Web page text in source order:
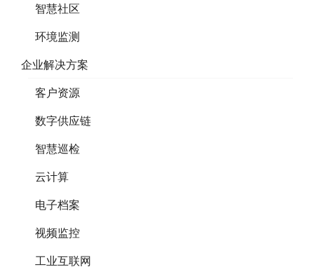
智慧社区
环境监测
企业解决方案
客户资源
数字供应链
智慧巡检
云计算
电子档案
视频监控
工业互联网